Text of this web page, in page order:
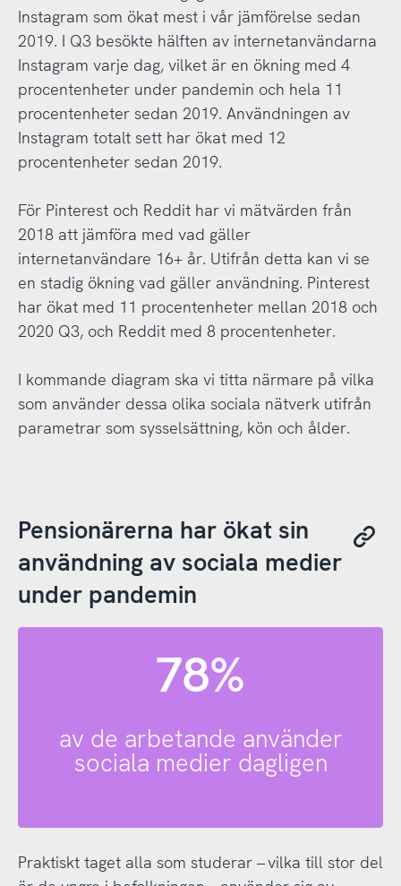
Instagram som ökat mest i vår jämförelse sedan
2019. I Q3 besökte hälften av internetanvändarna
Instagram varje dag, vilket är en ökning med 4
procentenheter under pandemin och hela 11
procentenheter sedan 2019. Användningen av
Instagram totalt sett har ökat med 12
procentenheter sedan 2019.
För Pinterest och Reddit har vi mätvärden från
2018 att jämföra med vad gäller
internetanvändare 16+ år. Utifrån detta kan vi se
en stadig ökning vad gäller användning. Pinterest
har ökat med 11 procentenheter mellan 2018 och
2020 Q3, och Reddit med 8 procentenheter.
I kommande diagram ska vi titta närmare på vilka
som använder dessa olika sociala nätverk utifrån
parametrar som sysselsättning, kön och ålder.
Pensionärerna har ökat sin
användning av sociala medier
under pandemin
78%
av de arbetande använder
sociala medier dagligen
Praktiskt taget alla som studerar – vilka till stor del